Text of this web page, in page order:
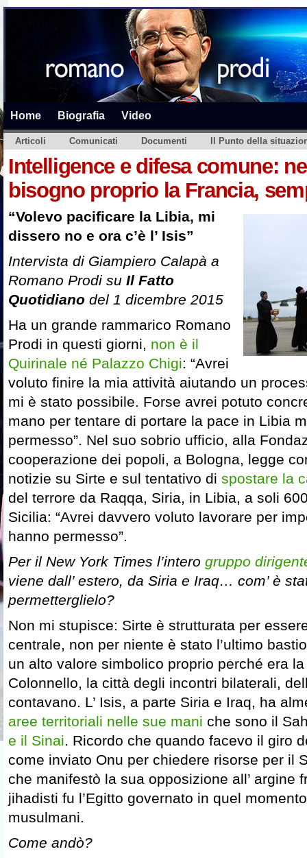
Home Biografia Video
Articoli Comunicati Documenti Il Punto della
Intelligence e difesa comune:
bisogno proprio la Francia,
“Volevo pacificare la Libia, mi
dissero no e ora c’è l’ Isis”
Intervista di Giampiero Calapà a
Romano Prodi su Il Fatto
Quotidiano del 1 dicembre 2015
Ha un grande rammarico Romano
Prodi in questi giorni, non è il
Quirinale né Palazzo Chigi: “Avrei
voluto finire la mia attività aiutando un
mi è stato possibile. Forse avrei potuto
mano per tentare di portare la pace in Libia
permesso”. Nel suo sobrio ufficio, alla
cooperazione dei popoli, a Bologna, legge
notizie su Sirte e sul tentativo di spostare la
del terrore da Raqqa, Siria, in Libia, a soli
Sicilia: “Avrei davvero voluto lavorare per
hanno permesso”.
Per il New York Times l’intero gruppo
viene dall’ estero, da Siria e Iraq… com’ è
permetterglielo?
Non mi stupisce: Sirte è strutturata per
centrale, non per niente è stato l’ultimo
un alto valore simbolico proprio perché era
Colonnello, la città degli incontri bilaterali,
contavano. L’ Isis, a parte Siria e Iraq, ha
aree territoriali nelle sue mani che sono il
e il Sinai. Ricordo che quando facevo il giro
come inviato Onu per chiedere risorse per il
che manifestò la sua opposizione all’ argine
jihadisti fu l’Egitto governato in quel
musulmani.
Come andò?